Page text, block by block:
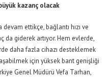
kazanç olacak
ettikçe, bağlantı hızı ve
giderek artıyor. Hem evlerde,
daha fazla cihazı desteklemek
için yüksek bant genişliği
Genel Müdürü Vefa Tarhan,